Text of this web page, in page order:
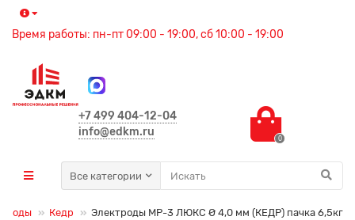
Время работы: пн-пт 09:00 - 19:00, сб 10:00 - 19:00
+7 499 404-12-04
info@edkm.ru
0
Все категории
Кедр Электроды МР-3 ЛЮКС Ø 4,0 мм (КЕДР) пачка 6,5кг